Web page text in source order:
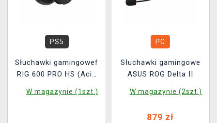
PS5
Słuchawki gamingowef
RIG 600 PRO HS (Acid
W magazynie (1szt.)
PC
Słuchawki gamingowe
ASUS ROG Delta II
W magazynie (2szt.)
879 zł